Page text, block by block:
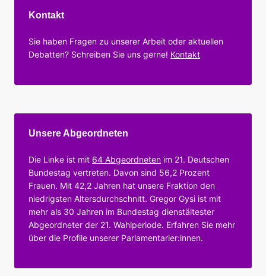
Kontakt
Sie haben Fragen zu unserer Arbeit oder aktuellen
Debatten? Schreiben Sie uns gerne! Kontakt
Unsere Abgeordneten
Die Linke ist mit 64 Abgeordneten im 21. Deutschen
Bundestag vertreten. Davon sind 56,2 Prozent
Frauen. Mit 42,2 Jahren hat unsere Fraktion den
niedrigsten Altersdurchschnitt. Gregor Gysi ist mit
mehr als 30 Jahren im Bundestag dienstältester
Abgeordneter der 21. Wahlperiode. Erfahren Sie mehr
über die Profile unserer Parlamentarier:innen.